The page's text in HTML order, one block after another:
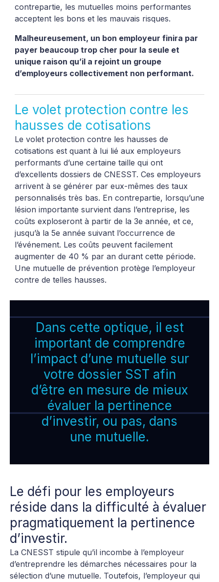
contrepartie, les mutuelles moins performantes
acceptent les bons et les mauvais risques.
Malheureusement, un bon employeur finira par
payer beaucoup trop cher pour la seule et
unique raison qu’il a rejoint un groupe
d’employeurs collectivement non performant.
Le volet protection contre les
hausses de cotisations
Le volet protection contre les hausses de
cotisations est quant à lui lié aux employeurs
performants d’une certaine taille qui ont
d’excellents dossiers de CNESST. Ces employeurs
arrivent à se générer par eux-mêmes des taux
personnalisés très bas. En contrepartie, lorsqu’une
lésion importante survient dans l’entreprise, les
coûts exploseront à partir de la 3e année, et ce,
jusqu’à la 5e année suivant l’occurrence de
l’événement. Les coûts peuvent facilement
augmenter de 40 % par an durant cette période.
Une mutuelle de prévention protège l’employeur
contre de telles hausses.
Dans cette optique, il est
important de comprendre
l’impact d’une mutuelle sur
votre dossier SST afin
d’être en mesure de mieux
évaluer la pertinence
d’investir, ou pas, dans
une mutuelle.
Le défi pour les employeurs
réside dans la difficulté à évaluer
pragmatiquement la pertinence
d’investir.
La CNESST stipule qu’il incombe à l’employeur
d’entreprendre les démarches nécessaires pour la
sélection d’une mutuelle. Toutefois, l’employeur qui